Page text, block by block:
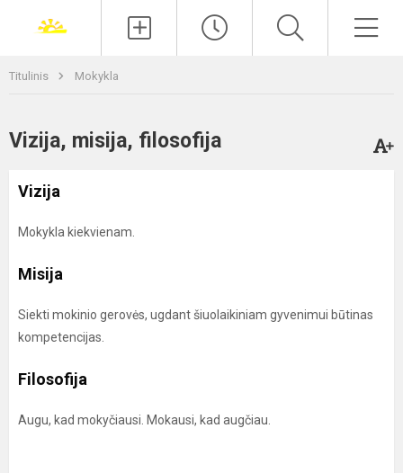
Titulinis Mokykla
Vizija, misija, filosofija
Vizija
Mokykla kiekvienam.
Misija
Siekti mokinio gerovės, ugdant šiuolaikiniam gyvenimui būtinas
kompetencijas.
Filosofija
Augu, kad mokyčiausi. Mokausi, kad augčiau.